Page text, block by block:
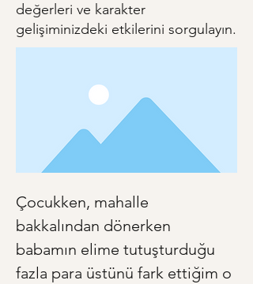
değerleri ve karakter
gelişiminizdeki etkilerini sorgulayın.
Çocukken, mahalle
bakkalından dönerken
babamın elime tutuşturduğu
fazla para üstünü fark ettiğim o